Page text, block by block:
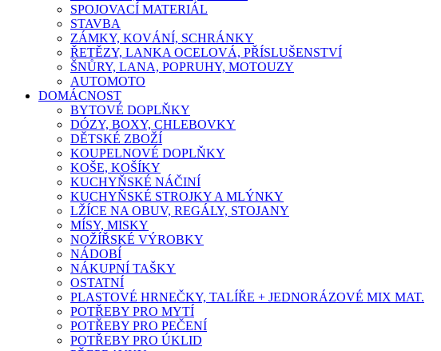
SPOJOVACÍ MATERIÁL
STAVBA
ZÁMKY, KOVÁNÍ, SCHRÁNKY
ŘETĚZY, LANKA OCELOVÁ, PŘÍSLUŠENSTVÍ
ŠNŮRY, LANA, POPRUHY, MOTOUZY
AUTOMOTO
DOMÁCNOST
BYTOVÉ DOPLŇKY
DÓZY, BOXY, CHLEBOVKY
DĚTSKÉ ZBOŽÍ
KOUPELNOVÉ DOPLŇKY
KOŠE, KOŠÍKY
KUCHYŇSKÉ NÁČINÍ
KUCHYŇSKÉ STROJKY A MLÝNKY
LŽÍCE NA OBUV, REGÁLY, STOJANY
MÍSY, MISKY
NOŽÍŘSKÉ VÝROBKY
NÁDOBÍ
NÁKUPNÍ TAŠKY
OSTATNÍ
PLASTOVÉ HRNEČKY, TALÍŘE + JEDNORÁZOVÉ MIX MAT.
POTŘEBY PRO MYTÍ
POTŘEBY PRO PEČENÍ
POTŘEBY PRO ÚKLID